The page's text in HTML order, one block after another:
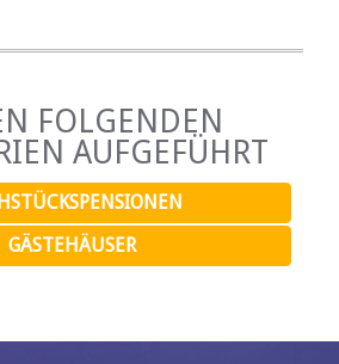
FOLGENDEN
AUFGEFÜHRT
GÄSTEHÄUSER